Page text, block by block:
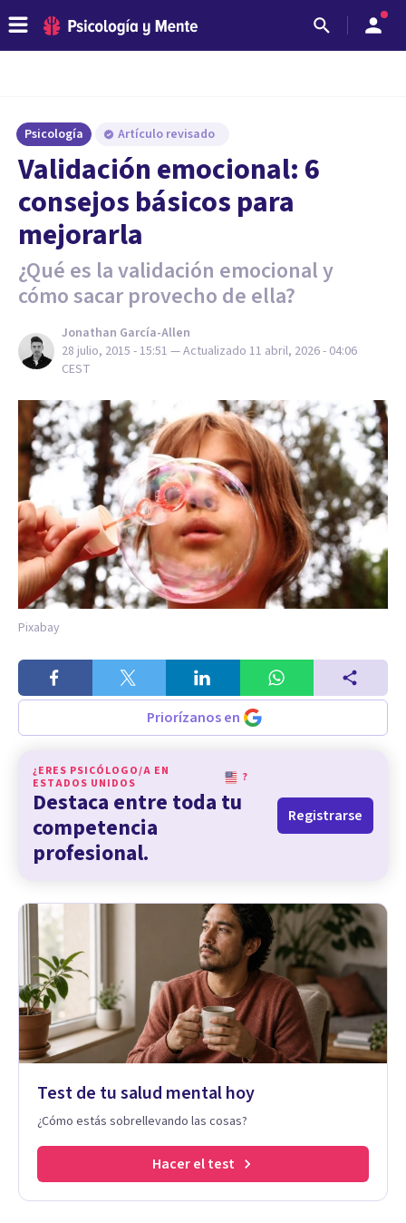
Psicología Artículo revisado
​Validación emocional: 6
consejos básicos para
mejorarla
¿Qué es la validación emocional y
cómo sacar provecho de ella?
Jonathan García-Allen
28 julio, 2015 - 15:51 — Actualizado 11 abril, 2026 - 04:06
CEST
Pixabay
Priorízanos en
¿ERES PSICÓLOGO/A EN
ESTADOS UNIDOS
?
Destaca entre toda tu
competencia
profesional.
Registrarse
Test de tu salud mental hoy
¿Cómo estás sobrellevando las cosas?
Hacer el test